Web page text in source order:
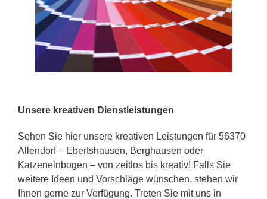
Unsere kreativen Dienstleistungen
Sehen Sie hier unsere kreativen Leistungen für 56370
Allendorf – Ebertshausen, Berghausen oder
Katzenelnbogen – von zeitlos bis kreativ! Falls Sie
weitere Ideen und Vorschläge wünschen, stehen wir
Ihnen gerne zur Verfügung. Treten Sie mit uns in